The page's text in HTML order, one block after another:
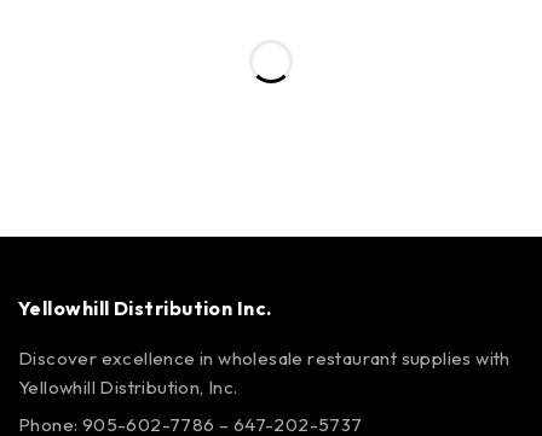
Yellowhill Distribution Inc.
Discover excellence in wholesale restaurant supplies with
Yellowhill Distribution, Inc.
Phone: 905-602-7786 – 647-202-5737